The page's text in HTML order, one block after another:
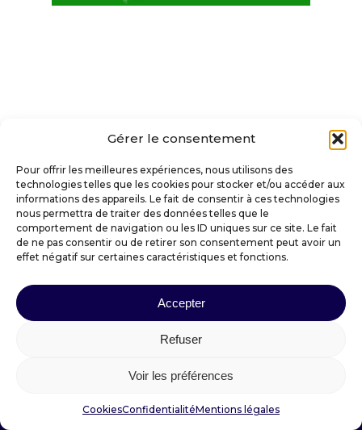
Gérer le consentement
Pour offrir les meilleures expériences, nous utilisons des
technologies telles que les cookies pour stocker et/ou accéder aux
informations des appareils. Le fait de consentir à ces technologies
nous permettra de traiter des données telles que le
comportement de navigation ou les ID uniques sur ce site. Le fait
de ne pas consentir ou de retirer son consentement peut avoir un
effet négatif sur certaines caractéristiques et fonctions.
Accepter
Refuser
Voir les préférences
CookiesConfidentialitéMentions légales
VILLE DE SAINT-AMANT-TALLENDE
Place Docteur Darteyre
mairie@saintamanttallende.fr
04 73 39 30 20
Suivez votre mairie :